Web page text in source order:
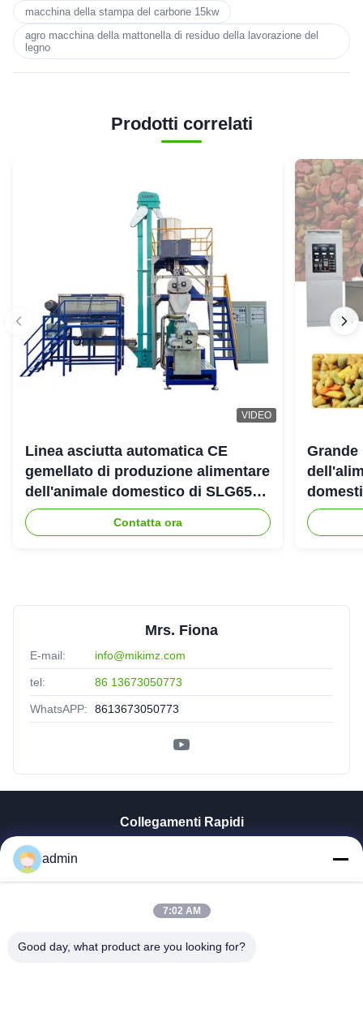
macchina della stampa del carbone 15kw
agro macchina della mattonella di residuo della lavorazione del
legno
Prodotti correlati
VIDEO
Linea asciutta automatica CE
gemellato di produzione alimentare
dell'animale domestico di SLG65
SLG70 dell'estrusore a vite di
parallelo
Contatta ora
Grande
Mrs. Fiona
E-mail: info@mikimz.com
tel: 86 13673050773
WhatsAPP: 8613673050773
Collegamenti Rapidi
Chi Siamo
Controllo Di Qualità
admin
7:02 AM
Good day, what product are you looking for?